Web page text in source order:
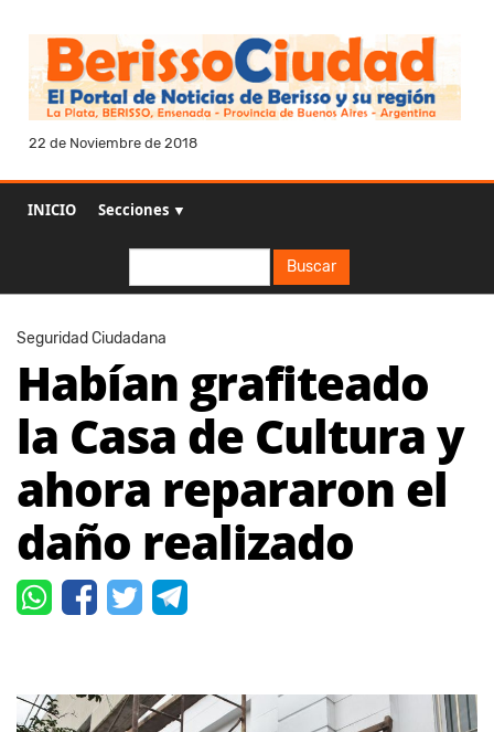
22 de Noviembre de 2018
INICIO Secciones ▼
Buscar
Seguridad Ciudadana
Habían grafiteado
la Casa de Cultura y
ahora repararon el
daño realizado